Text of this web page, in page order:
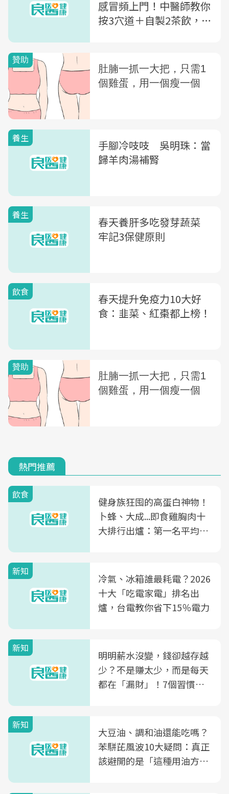
感冒頻上門！中醫師教你
按3穴道＋自製2茶飲，增
養生
手腳冷吱吱 吳明珠：當
歸羊肉湯補腎
養生
春天養肝多吃發芽蔬菜
牢記3保健原則
飲食
春天提升免疫力10大好
食：韭菜、紅棗都上榜！
熱門推薦
飲食
健身族狂囤的高蛋白神物！
卜蜂、大成...即食雞胸肉十
大排行出爐：第一名平均一
新知
冷氣、冰箱誰最耗電？2026
十大「吃電家電」排名出
爐，台電教你省下15％電力
新知
明明薪水沒變，錢卻越存越
少？不是賺太少，而是每天
都在「漏財」！7個習慣一
新知
大豆油、調和油還能吃嗎？
苯駢芘風波10大疑問：真正
該避開的是「這種用油方